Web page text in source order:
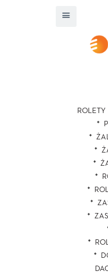
ROLETY